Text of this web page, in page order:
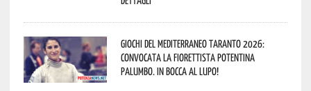
Giochi del Mediterraneo Taranto 2026:
convocata la fiorettista potentina
Palumbo. In bocca al lupo!